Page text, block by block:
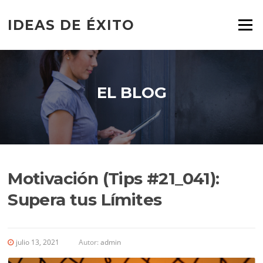
contenido
IDEAS DE ÉXITO Menú
EL BLOG
Motivación (Tips #21_041):
Supera tus Límites
julio 13, 2021 Autor:admin